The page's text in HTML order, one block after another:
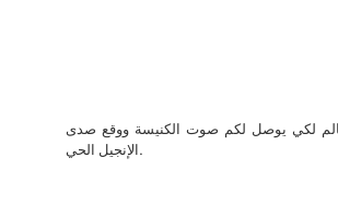
لكي يوصل لكم صوت الكنيسة ووقع صدى
الإنجيل الحي.